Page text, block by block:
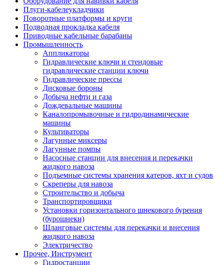
Плуги-кабелеукладчики
Поворотные платформы и круги
Подводная прокладка кабеля
Приводные кабельные барабаны
Промышленность
Аппликаторы
Гидравлические ключи и стендовые
гидравлические станции ключи
Гидравлические прессы
Дисковые бороны
Добыча нефти и газа
Дождевальные машины
Каналопромывочные и гидродинамические
машины
Культиваторы
Лагунные миксеры
Лагунные помпы
Насосные станции для внесения и перекачки
жидкого навоза
Подъемные системы хранения катеров, яхт и судов
Скреперы для навоза
Строительство и добыча
Транспортировщики
Установки горизонтального шнекового бурения
(бурошнеки)
Шланговые системы для перекачки и внесения
жидкого навоза
Электричество
Прочее, Инструмент
Гидростанции